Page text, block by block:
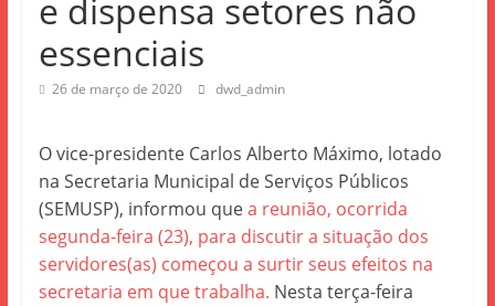
e dispensa setores não
essenciais
26 de março de 2020 dwd_admin
O vice-presidente Carlos Alberto Máximo, lotado
na Secretaria Municipal de Serviços Públicos
(SEMUSP), informou quea reunião, ocorrida
segunda-feira (23), para discutir a situação dos
servidores(as) começou a surtir seus efeitos na
secretaria em que trabalha. Nesta terça-feira